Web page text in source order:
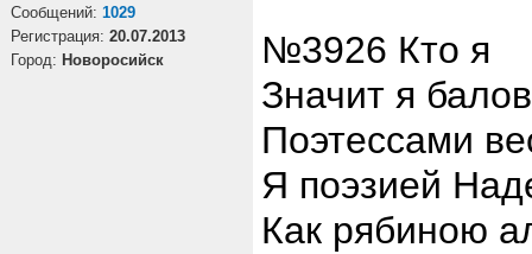
Cообщений: 1029
Регистрация: 20.07.2013
Город: Новоросийск
№3926 Кто я
Значит я
Поэтессами
Я поэзией
Как рябиною